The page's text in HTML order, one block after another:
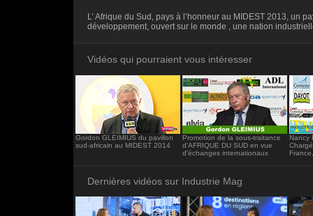
frameborder="0"></iframe>
L’ Afrique du Sud, pays à l’honneur au MIDEST 2013, un
développement, ouvert sur le monde , une nation
Vidéos qui pourraient vous intéresser
Gordon GLEIMIUS du pavillon
sud-africain au MIDEST 2014
Promotion de la sous-traitance
d'AFRIQUE DU SUD en vue
d'échanges internationaux
Nancy
Dernières vidéos sur Industrie Mag